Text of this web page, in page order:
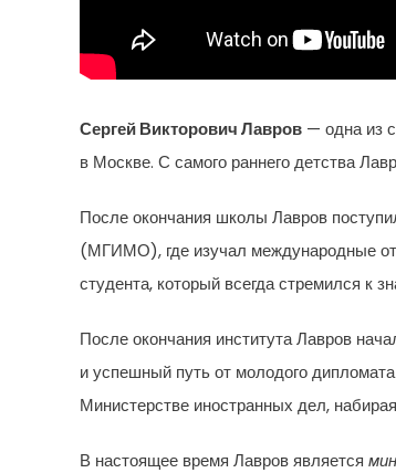
Сергей Викторович Лавров — одна из
в Москве. С самого раннего детства
После окончания школы Лавров
(МГИМО), где изучал международные
студента, который всегда стремился к
После окончания института Лавров
и успешный путь от молодого
Министерстве иностранных дел,
В настоящее время Лавров является